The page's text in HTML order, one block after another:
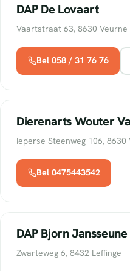
DAP De Lovaart
Vaartstraat 63, 8630 Veurne
Bel 058 / 31 76 76
Dierenarts Wouter
Ieperse Steenweg 106, 8630
Bel 0475443542
DAP Bjorn Jansseune
Zwarteweg 6, 8432 Leffinge